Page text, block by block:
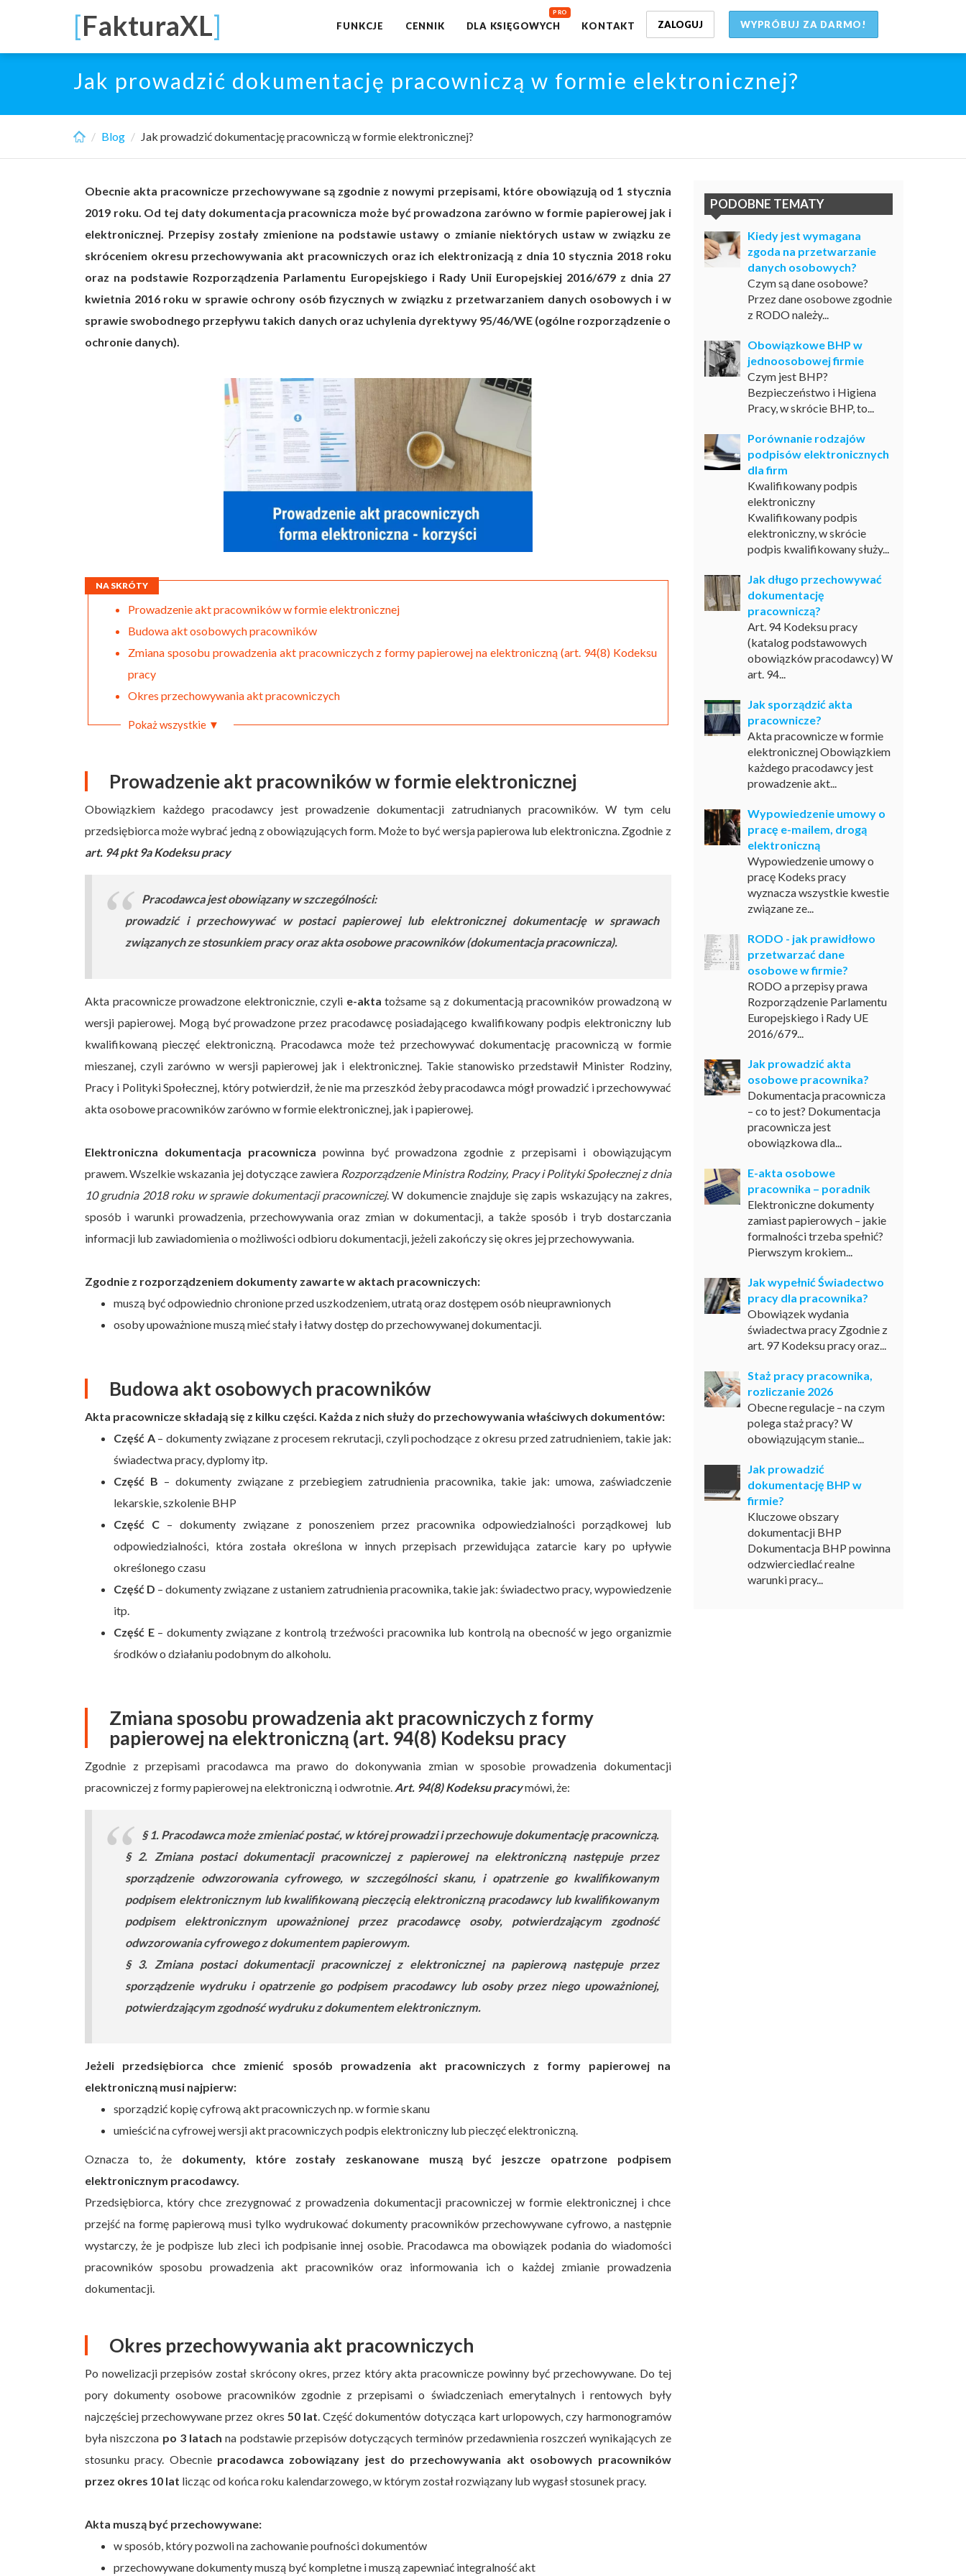
main
[FakturaXL] WYPRÓBUJ ZA DARMO!
ZALOGUJ
FUNKCJE CENNIK DLA KSIĘGOWYCH KONTAKT
Jak prowadzić dokumentację pracowniczą w formie elektronicznej?
Blog Jak prowadzić dokumentację pracowniczą w formie elektronicznej?
Obecnie akta pracownicze przechowywane są zgodnie z nowymi przepisami, które obowiązują od 1 stycznia
2019 roku. Od tej daty dokumentacja pracownicza może być prowadzona zarówno w formie papierowej jak i
elektronicznej. Przepisy zostały zmienione na podstawie ustawy o zmianie niektórych ustaw w związku ze
skróceniem okresu przechowywania akt pracowniczych oraz ich elektronizacją z dnia 10 stycznia 2018 roku
oraz na podstawie Rozporządzenia Parlamentu Europejskiego i Rady Unii Europejskiej 2016/679 z dnia 27
kwietnia 2016 roku w sprawie ochrony osób fizycznych w związku z przetwarzaniem danych osobowych i w
sprawie swobodnego przepływu takich danych oraz uchylenia dyrektywy 95/46/WE (ogólne rozporządzenie o
ochronie danych).
NA SKRÓTY
Prowadzenie akt pracowników w formie elektronicznej
Budowa akt osobowych pracowników
Zmiana sposobu prowadzenia akt pracowniczych z formy papierowej na elektroniczną (art. 94(8) Kodeksu
pracy
Okres przechowywania akt pracowniczych
Pokaż wszystkie ▼
Prowadzenie akt pracowników w formie elektronicznej
Obowiązkiem każdego pracodawcy jest prowadzenie dokumentacji zatrudnianych pracowników. W tym celu
przedsiębiorca może wybrać jedną z obowiązujących form. Może to być wersja papierowa lub elektroniczna. Zgodnie z
art. 94 pkt 9a Kodeksu pracy
Pracodawca jest obowiązany w szczególności:
prowadzić i przechowywać w postaci papierowej lub elektronicznej dokumentację w sprawach
związanych ze stosunkiem pracy oraz akta osobowe pracowników (dokumentacja pracownicza).
Akta pracownicze prowadzone elektronicznie, czyli e-akta tożsame są z dokumentacją pracowników prowadzoną w
wersji papierowej. Mogą być prowadzone przez pracodawcę posiadającego kwalifikowany podpis elektroniczny lub
kwalifikowaną pieczęć elektroniczną. Pracodawca może też przechowywać dokumentację pracowniczą w formie
mieszanej, czyli zarówno w wersji papierowej jak i elektronicznej. Takie stanowisko przedstawił Minister Rodziny,
Pracy i Polityki Społecznej, który potwierdził, że nie ma przeszkód żeby pracodawca mógł prowadzić i przechowywać
akta osobowe pracowników zarówno w formie elektronicznej, jak i papierowej.
Elektroniczna dokumentacja pracownicza powinna być prowadzona zgodnie z przepisami i obowiązującym
prawem. Wszelkie wskazania jej dotyczące zawiera Rozporządzenie Ministra Rodziny, Pracy i Polityki Społecznej z dnia
10 grudnia 2018 roku w sprawie dokumentacji pracowniczej. W dokumencie znajduje się zapis wskazujący na zakres,
sposób i warunki prowadzenia, przechowywania oraz zmian w dokumentacji, a także sposób i tryb dostarczania
informacji lub zawiadomienia o możliwości odbioru dokumentacji, jeżeli zakończy się okres jej przechowywania.
Zgodnie z rozporządzeniem dokumenty zawarte w aktach pracowniczych:
muszą być odpowiednio chronione przed uszkodzeniem, utratą oraz dostępem osób nieuprawnionych
osoby upoważnione muszą mieć stały i łatwy dostęp do przechowywanej dokumentacji.
Budowa akt osobowych pracowników
Akta pracownicze składają się z kilku części. Każda z nich służy do przechowywania właściwych dokumentów:
Część A– dokumenty związane z procesem rekrutacji, czyli pochodzące z okresu przed zatrudnieniem, takie jak:
świadectwa pracy, dyplomy itp.
Część B – dokumenty związane z przebiegiem zatrudnienia pracownika, takie jak: umowa, zaświadczenie
lekarskie, szkolenie BHP
Część C – dokumenty związane z ponoszeniem przez pracownika odpowiedzialności porządkowej lub
odpowiedzialności, która została określona w innych przepisach przewidująca zatarcie kary po upływie
określonego czasu
Część D – dokumenty związane z ustaniem zatrudnienia pracownika, takie jak: świadectwo pracy, wypowiedzenie
itp.
Część E– dokumenty związane z kontrolą trzeźwości pracownika lub kontrolą na obecność w jego organizmie
środków o działaniu podobnym do alkoholu.
Zmiana sposobu prowadzenia akt pracowniczych z formy
papierowej na elektroniczną (art. 94(8) Kodeksu pracy
Zgodnie z przepisami pracodawca ma prawo do dokonywania zmian w sposobie prowadzenia dokumentacji
pracowniczej z formy papierowej na elektroniczną i odwrotnie. Art. 94(8) Kodeksu pracymówi, że:
§ 1. Pracodawca może zmieniać postać, w której prowadzi i przechowuje dokumentację pracowniczą.
§ 2. Zmiana postaci dokumentacji pracowniczej z papierowej na elektroniczną następuje przez
sporządzenie odwzorowania cyfrowego, w szczególności skanu, i opatrzenie go kwalifikowanym
podpisem elektronicznym lub kwalifikowaną pieczęcią elektroniczną pracodawcy lub kwalifikowanym
podpisem elektronicznym upoważnionej przez pracodawcę osoby, potwierdzającym zgodność
odwzorowania cyfrowego z dokumentem papierowym.
§ 3. Zmiana postaci dokumentacji pracowniczej z elektronicznej na papierową następuje przez
sporządzenie wydruku i opatrzenie go podpisem pracodawcy lub osoby przez niego upoważnionej,
potwierdzającym zgodność wydruku z dokumentem elektronicznym.
Jeżeli przedsiębiorca chce zmienić sposób prowadzenia akt pracowniczych z formy papierowej na
elektroniczną musi najpierw:
sporządzić kopię cyfrową akt pracowniczych np. w formie skanu
umieścić na cyfrowej wersji akt pracowniczych podpis elektroniczny lub pieczęć elektroniczną.
Oznacza to, że dokumenty, które zostały zeskanowane muszą być jeszcze opatrzone podpisem
elektronicznym pracodawcy.
Przedsiębiorca, który chce zrezygnować z prowadzenia dokumentacji pracowniczej w formie elektronicznej i chce
przejść na formę papierową musi tylko wydrukować dokumenty pracowników przechowywane cyfrowo, a następnie
wystarczy, że je podpisze lub zleci ich podpisanie innej osobie. Pracodawca ma obowiązek podania do wiadomości
pracowników sposobu prowadzenia akt pracowników oraz informowania ich o każdej zmianie prowadzenia
dokumentacji.
Okres przechowywania akt pracowniczych
Po nowelizacji przepisów został skrócony okres, przez który akta pracownicze powinny być przechowywane. Do tej
pory dokumenty osobowe pracowników zgodnie z przepisami o świadczeniach emerytalnych i rentowych były
najczęściej przechowywane przez okres 50 lat. Część dokumentów dotycząca kart urlopowych, czy harmonogramów
była niszczona po 3 latach na podstawie przepisów dotyczących terminów przedawnienia roszczeń wynikających ze
stosunku pracy. Obecnie pracodawca zobowiązany jest do przechowywania akt osobowych pracowników
przez okres 10 lat licząc od końca roku kalendarzowego, w którym został rozwiązany lub wygasł stosunek pracy.
Akta muszą być przechowywane:
w sposób, który pozwoli na zachowanie poufności dokumentów
przechowywane dokumenty muszą być kompletne i muszą zapewniać integralność akt
PODOBNE TEMATY
Kiedy jest wymagana
zgoda na przetwarzanie
danych osobowych?
Czym są dane osobowe?
Przez dane osobowe zgodnie
z RODO należy...
Obowiązkowe BHP w
jednoosobowej firmie
Czym jest BHP?
Bezpieczeństwo i Higiena
Pracy, w skrócie BHP, to...
Porównanie rodzajów
podpisów elektronicznych
dla firm
Kwalifikowany podpis
elektroniczny
Kwalifikowany podpis
elektroniczny, w skrócie
podpis kwalifikowany służy...
Jak długo przechowywać
dokumentację
pracowniczą?
Art. 94 Kodeksu pracy
(katalog podstawowych
obowiązków pracodawcy) W
art. 94...
Jak sporządzić akta
pracownicze?
Akta pracownicze w formie
elektronicznej Obowiązkiem
każdego pracodawcy jest
prowadzenie akt...
Wypowiedzenie umowy o
pracę e-mailem, drogą
elektroniczną
Wypowiedzenie umowy o
pracę Kodeks pracy
wyznacza wszystkie kwestie
związane ze...
RODO - jak prawidłowo
przetwarzać dane
osobowe w firmie?
RODO a przepisy prawa
Rozporządzenie Parlamentu
Europejskiego i Rady UE
2016/679...
Jak prowadzić akta
osobowe pracownika?
Dokumentacja pracownicza
– co to jest? Dokumentacja
pracownicza jest
obowiązkowa dla...
E-akta osobowe
pracownika – poradnik
Elektroniczne dokumenty
zamiast papierowych – jakie
formalności trzeba spełnić?
Pierwszym krokiem...
Jak wypełnić Świadectwo
pracy dla pracownika?
Obowiązek wydania
świadectwa pracy Zgodnie z
art. 97 Kodeksu pracy oraz...
Staż pracy pracownika,
rozliczanie 2026
Obecne regulacje – na czym
polega staż pracy? W
obowiązującym stanie...
Jak prowadzić
dokumentację BHP w
firmie?
Kluczowe obszary
dokumentacji BHP
Dokumentacja BHP powinna
odzwierciedlać realne
warunki pracy...